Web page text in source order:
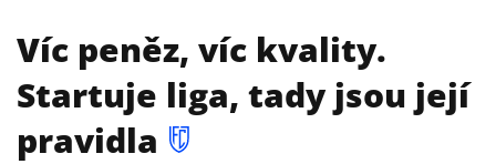
Víc peněz, víc kvality.
Startuje liga, tady jsou její
pravidla